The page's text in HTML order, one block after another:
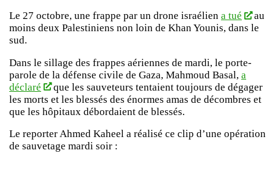
Le 27 octobre, une frappe par un drone israélien a tué
au
moins deux Palestiniens non loin de Khan Younis, dans le
sud.
Dans le sillage des frappes aériennes de mardi, le porte-
parole de la défense civile de Gaza, Mahmoud Basal, a
déclaré
que les sauveteurs tentaient toujours de dégager
les morts et les blessés des énormes amas de décombres et
que les hôpitaux débordaient de blessés.
Le reporter Ahmed Kaheel a réalisé ce clip d’une opération
de sauvetage mardi soir :